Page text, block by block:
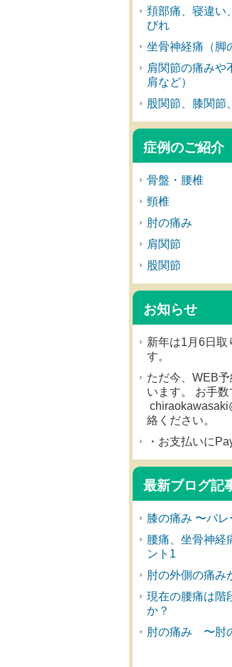
頚部痛、寝違い
びれ
坐骨神経痛（脚
肩関節の痛みや
肩など）
股関節、膝関節
症例のご紹介
骨盤・腰椎
頸椎
肘の痛み
肩関節
股関節
お知らせ
新年は1月6日取
す。
ただ今、WEB
います。 お手
絡ください。
・お支払いに
最新ブログ記
膝の痛み 〜バ
腰痛、坐骨神経
ント1
肘の外側の痛み
現在の腰痛は階
か？
肘の痛み 〜肘